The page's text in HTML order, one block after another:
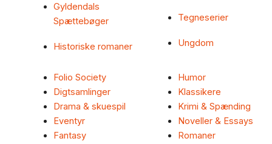
Gyldendals
Spættebøger
Historiske romaner
Tegneserier
Ungdom
Folio Society
Digtsamlinger
Drama & skuespil
Eventyr
Fantasy
Humor
Klassikere
Krimi & Spænding
Noveller & Essays
Romaner